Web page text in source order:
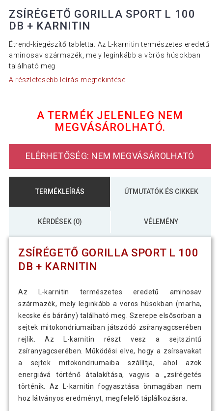
ZSÍRÉGETŐ GORILLA SPORT L 100
DB + KARNITIN
Étrend-kiegészítő tabletta. Az L-karnitin természetes eredetű
aminosav származék, mely leginkább a vörös húsokban
található meg
A részletesebb leírás megtekintése
A TERMÉK JELENLEG NEM
MEGVÁSÁROLHATÓ.
ELÉRHETŐSÉG: NEM MEGVÁSÁROLHATÓ
TERMÉKLEÍRÁS ÚTMUTATÓK ÉS CIKKEK
KÉRDÉSEK (0) VÉLEMÉNY
ZSÍRÉGETŐ GORILLA SPORT L 100
DB + KARNITIN
Az L-karnitin természetes eredetű aminosav
származék, mely leginkább a vörös húsokban (marha,
kecske és bárány) található meg. Szerepe elsősorban a
sejtek mitokondriumaiban játszódó zsíranyagcserében
rejlik. Az L-karnitin részt vesz a sejtszintű
zsíranyagcserében. Működési elve, hogy a zsírsavakat
a sejtek mitokondriumaiba szállítja, ahol azok
energiává történő átalakítása, vagyis a „zsírégetés
történik. Az L-karnitin fogyasztása önmagában nem
hoz látványos eredményt, megfelelő táplálkozásra.